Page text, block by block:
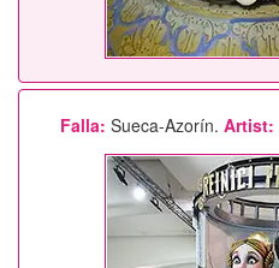
Falla: Sueca-Azorín. Artist: